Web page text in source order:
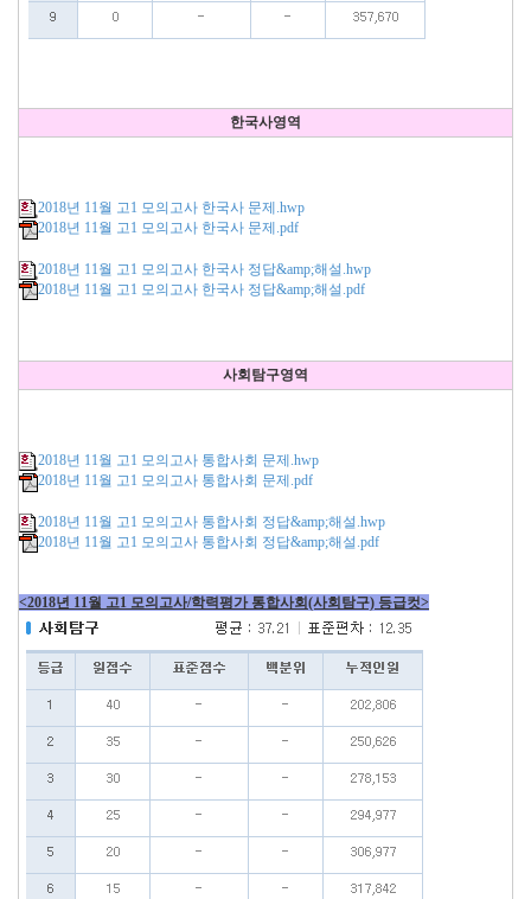
한국사영역
2018년 11월 고1 모의고사 한국사 문제.hwp
2018년 11월 고1 모의고사 한국사 문제.pdf
2018년 11월 고1 모의고사 한국사 정답&amp;해설.hwp
2018년 11월 고1 모의고사 한국사 정답&amp;해설.pdf
사회탐구영역
2018년 11월 고1 모의고사 통합사회 문제.hwp
2018년 11월 고1 모의고사 통합사회 문제.pdf
2018년 11월 고1 모의고사 통합사회 정답&amp;해설.hwp
2018년 11월 고1 모의고사 통합사회 정답&amp;해설.pdf
<2018년 11월 고1 모의고사/학력평가 통합사회(사회탐구) 등급컷>